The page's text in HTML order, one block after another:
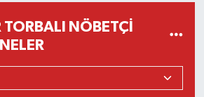
TORBALI NÖBETÇI